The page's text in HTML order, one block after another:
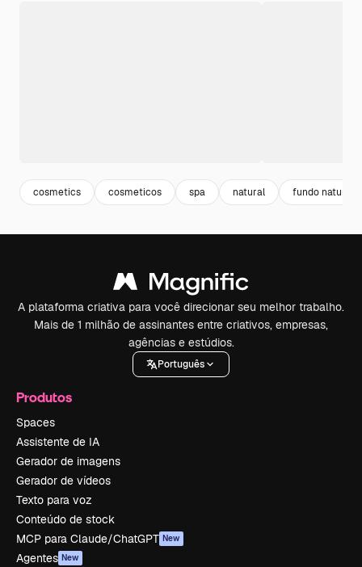
cosmetics cosmeticos spa natural fundo natural
A plataforma criativa para você direcionar seu melhor trabalho.
Mais de 1 milhão de assinantes entre criativos, empresas,
agências e estúdios.
Português
Produtos
Spaces
Assistente de IA
Gerador de imagens
Gerador de vídeos
Texto para voz
Conteúdo de stock
MCP para Claude/ChatGPT New
Agentes New